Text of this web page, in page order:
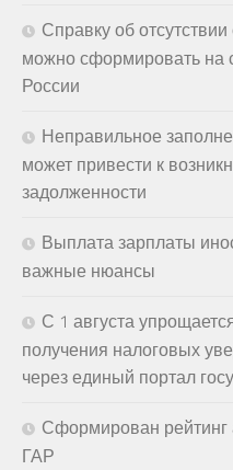
Справку об
можно сформировать на
России
Неправильное
может привести к
задолженности
Выплата зарплаты
важные нюансы
С 1 августа
получения налоговых
через единый портал
Сформирован рейтинг
ГАР